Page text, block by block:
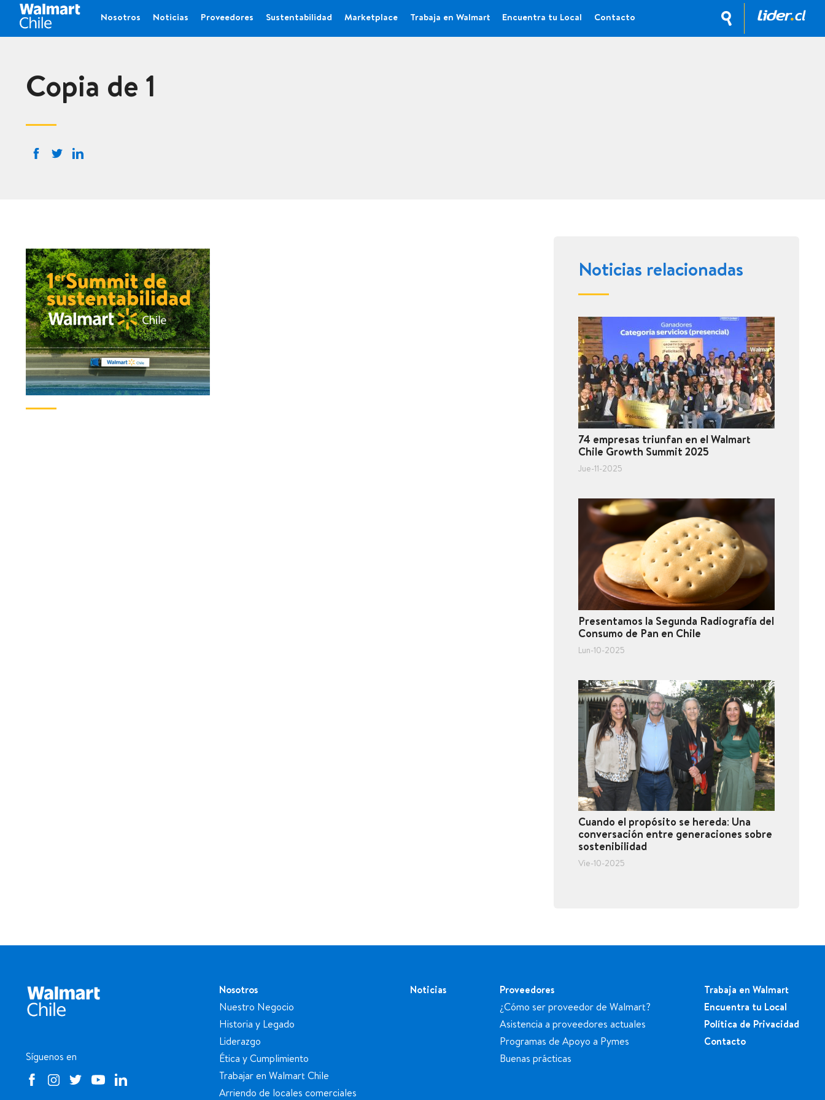
Nosotros Noticias Proveedores Sustentabilidad Marketplace Trabaja en Walmart Encuentra tu Local Contacto
Copia de 1
Noticias relacionadas
74 empresas triunfan en el Walmart
Chile Growth Summit 2025
Jue-11-2025
Presentamos la Segunda Radiografía del
Consumo de Pan en Chile
Lun-10-2025
Cuando el propósito se hereda: Una
conversación entre generaciones sobre
sostenibilidad
Vie-10-2025
Síguenos en
Nosotros
Nuestro Negocio
Historia y Legado
Liderazgo
Ética y Cumplimiento
Trabajar en Walmart Chile
Arriendo de locales comerciales
Noticias
Proveedores
¿Cómo ser proveedor de Walmart?
Asistencia a proveedores actuales
Programas de Apoyo a Pymes
Buenas prácticas
Trabaja en Walmart
Encuentra tu Local
Política de Privacidad
Contacto